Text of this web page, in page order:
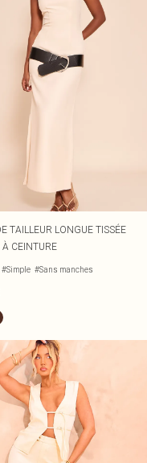
TAILLEUR LONGUE TISSÉE
À CEINTURE
#Simple #Sans manches